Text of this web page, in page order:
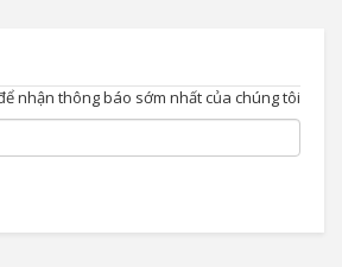
nhận thông báo sớm nhất của chúng tôi